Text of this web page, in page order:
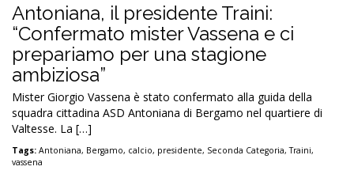
Antoniana, il presidente Traini:
“Confermato mister Vassena e ci
prepariamo per una stagione
ambiziosa”
Mister Giorgio Vassena è stato confermato alla guida della
squadra cittadina ASD Antoniana di Bergamo nel quartiere di
Valtesse. La […]
Tags: Antoniana, Bergamo, calcio, presidente, Seconda Categoria,Traini,
vassena